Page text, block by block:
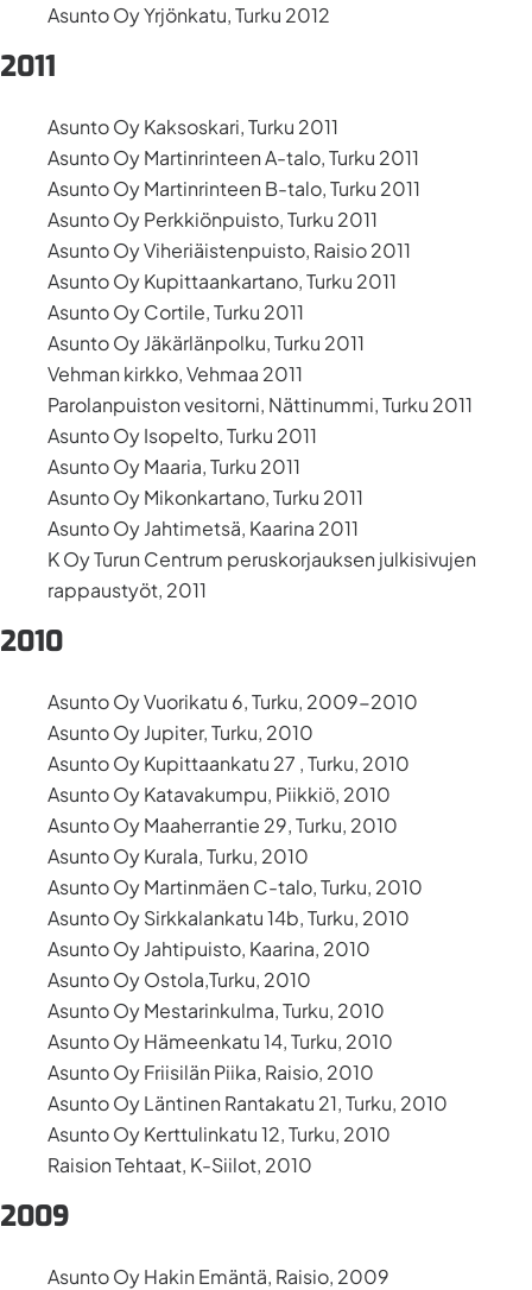
Asunto Oy Yrjönkatu, Turku 2012
2011
Asunto Oy Kaksoskari, Turku 2011
Asunto Oy Martinrinteen A-talo, Turku 2011
Asunto Oy Martinrinteen B-talo, Turku 2011
Asunto Oy Perkkiönpuisto, Turku 2011
Asunto Oy Viheriäistenpuisto, Raisio 2011
Asunto Oy Kupittaankartano, Turku 2011
Asunto Oy Cortile, Turku 2011
Asunto Oy Jäkärlänpolku, Turku 2011
Vehman kirkko, Vehmaa 2011
Parolanpuiston vesitorni, Nättinummi, Turku 2011
Asunto Oy Isopelto, Turku 2011
Asunto Oy Maaria, Turku 2011
Asunto Oy Mikonkartano, Turku 2011
Asunto Oy Jahtimetsä, Kaarina 2011
K Oy Turun Centrum peruskorjauksen julkisivujen
rappaustyöt, 2011
2010
Asunto Oy Vuorikatu 6, Turku, 2009-2010
Asunto Oy Jupiter, Turku, 2010
Asunto Oy Kupittaankatu 27 , Turku, 2010
Asunto Oy Katavakumpu, Piikkiö, 2010
Asunto Oy Maaherrantie 29, Turku, 2010
Asunto Oy Kurala, Turku, 2010
Asunto Oy Martinmäen C-talo, Turku, 2010
Asunto Oy Sirkkalankatu 14b, Turku, 2010
Asunto Oy Jahtipuisto, Kaarina, 2010
Asunto Oy Ostola,Turku, 2010
Asunto Oy Mestarinkulma, Turku, 2010
Asunto Oy Hämeenkatu 14, Turku, 2010
Asunto Oy Friisilän Piika, Raisio, 2010
Asunto Oy Läntinen Rantakatu 21, Turku, 2010
Asunto Oy Kerttulinkatu 12, Turku, 2010
Raision Tehtaat, K-Siilot, 2010
2009
Asunto Oy Hakin Emäntä, Raisio, 2009